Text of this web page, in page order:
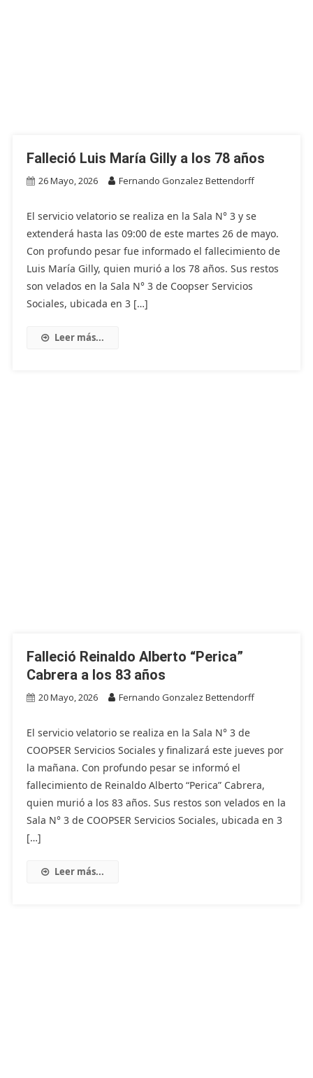
Falleció Luis María Gilly a los 78 años
26 Mayo, 2026 Fernando Gonzalez Bettendorff
El servicio velatorio se realiza en la Sala N° 3 y se
extenderá hasta las 09:00 de este martes 26 de mayo.
Con profundo pesar fue informado el fallecimiento de
Luis María Gilly, quien murió a los 78 años. Sus restos
son velados en la Sala N° 3 de Coopser Servicios
Sociales, ubicada en 3 […]
Leer más...
Falleció Reinaldo Alberto “Perica”
Cabrera a los 83 años
20 Mayo, 2026 Fernando Gonzalez Bettendorff
El servicio velatorio se realiza en la Sala N° 3 de
COOPSER Servicios Sociales y finalizará este jueves por
la mañana. Con profundo pesar se informó el
fallecimiento de Reinaldo Alberto “Perica” Cabrera,
quien murió a los 83 años. Sus restos son velados en la
Sala N° 3 de COOPSER Servicios Sociales, ubicada en 3
[…]
Leer más...